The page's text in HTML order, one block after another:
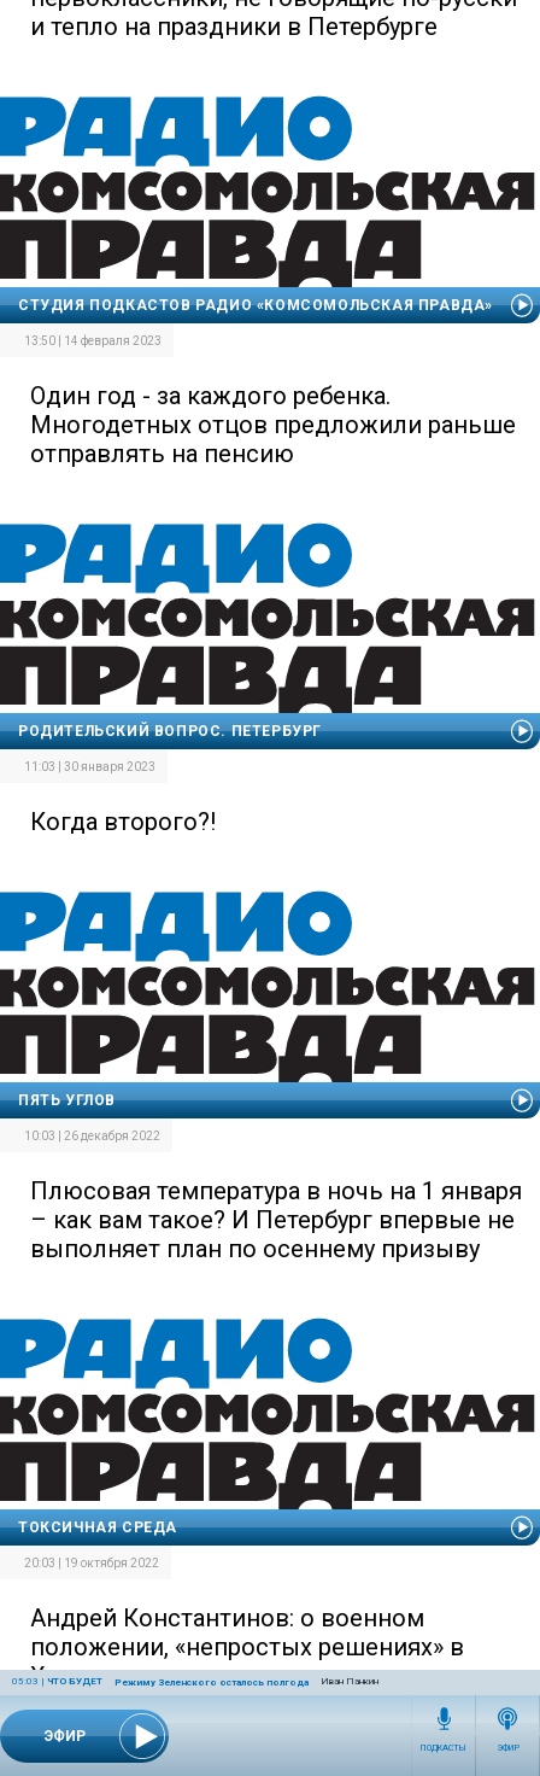
ЭФИР
05:03 | ЧТО БУДЕТ Режиму Зеленского осталось полгода Иван Панкин
ПОДКАСТЫ ЭФИР
и тепло на праздники в Петербурге
СТУДИЯ ПОДКАСТОВ РАДИО «КОМСОМОЛЬСКАЯ ПРАВДА»
13:50 | 14 февраля 2023
Один год - за каждого ребенка.
Многодетных отцов предложили раньше
отправлять на пенсию
РОДИТЕЛЬСКИЙ ВОПРОС. ПЕТЕРБУРГ
11:03 | 30 января 2023
Когда второго?!
ПЯТЬ УГЛОВ
10:03 | 26 декабря 2022
Плюсовая температура в ночь на 1 января
– как вам такое? И Петербург впервые не
выполняет план по осеннему призыву
ТОКСИЧНАЯ СРЕДА
20:03 | 19 октября 2022
Андрей Константинов: о военном
положении, «непростых решениях» в
Херсоне и экспресс-подготовке
мобилизованных